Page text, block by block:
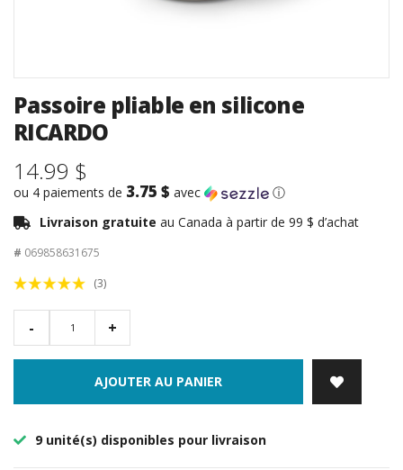
Passoire pliable en silicone
RICARDO
14.99 $
ou 4 paiements de 3.75 $ avec
ⓘ
Livraison gratuite au Canada à partir de 99 $ d’achat
# 069858631675
(3)
- +
AJOUTER AU PANIER
9 unité(s) disponibles pour livraison